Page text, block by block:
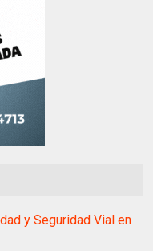
y Seguridad Vial en